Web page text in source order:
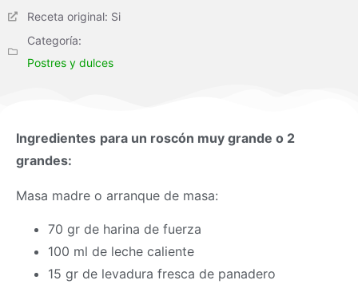
Receta original: Si
Categoría:
Postres y dulces
Ingredientes para un roscón muy grande o 2
grandes:
Masa madre o arranque de masa:
70 gr de harina de fuerza
100 ml de leche caliente
15 gr de levadura fresca de panadero